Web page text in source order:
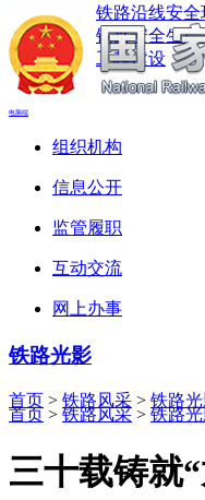
铁路沿线安
铁路安全生产
工程建设
电脑端
组织机构
信息公开
监管履职
互动交流
网上办事
铁路光影
首页 > 铁路风采 > 铁路
首页 > 铁路风采 > 铁路
三十载铸就